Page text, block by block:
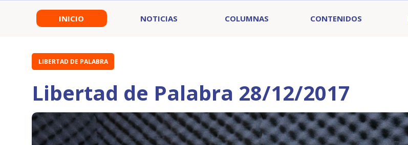
INICIO NOTICIAS COLUMNAS CONTENIDOS
LIBERTAD DE PALABRA
Libertad de Palabra 28/12/2017